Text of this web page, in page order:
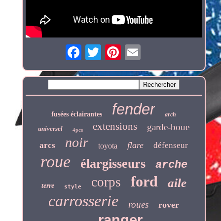
fusées éclairantes fender arch
universel 4pcs extensions garde-boue
arcs noir toyota flare défenseur
roue élargisseurs arche
terre style corps ford aile
carrosserie roues rover